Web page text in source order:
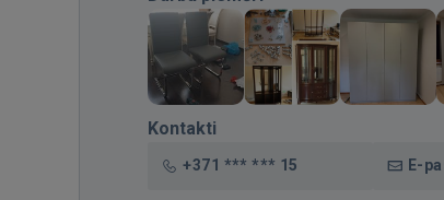
Kontakti
+371 *** *** 15 E-